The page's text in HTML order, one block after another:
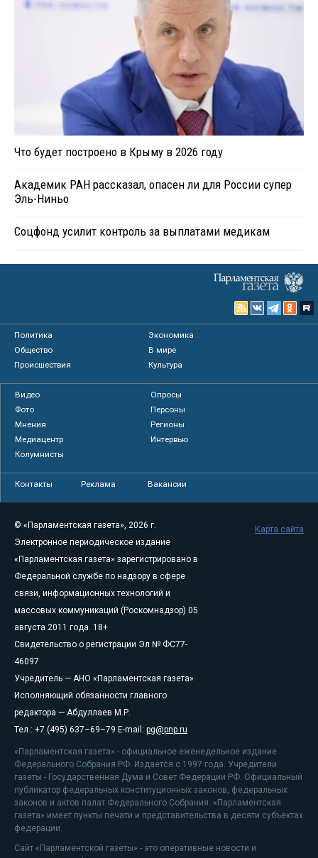
Что будет построено в Крыму в 2026 году
Академик РАН рассказал, опасен ли для России супер
Эль-Ниньо
Соцфонд усилит контроль за выплатами медикам
Политика
Экономика
Общество
В мире
Происшествия
Культура
Видео
Опросы
Фото
Персоны
Мнения
Регионы
Медиацентр
Интервью
Колумнисты
Контакты Реклама Вакансии
© «Парламентская газета», 2026 г.
Электронное периодическое издание
«Парламентская газета» зарегистрировано в
Федеральной службе по надзору в сфере
связи, информационных технологий и
массовых коммуникаций (Роскомнадзор) 05
августа 2011 года. 18+
Свидетельство о регистрации Эл № ФС77-
46097
Учредитель — АНО «Парламентская газета»
Исполняющий обязанности главного
редактора — Абдуллаев М.Р.
Тел.: +7 (495) 637–69–79 E-mail: pg@pnp.ru
«Парламентская газета» - официальное еженедельное издание
Федерального Собрания РФ. Издается с 1997 года. Учредители
газеты - Государственная Дума и Совет Федерации РФ. Официальный
публикатор федеральных конституционных законов, федеральных
законов и актов палат Федерального Собрания. «Парламентская
газета» имеет пункты печати и представительства в десяти субъектах
федерации.
Сайт «Парламентской газеты» - это оперативные новости и
Карта сайта